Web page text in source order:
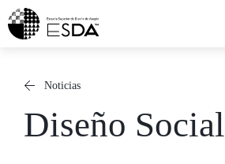
Saltar
Noticias
Diseño Social